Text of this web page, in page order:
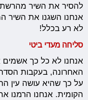
להסיר את השיר מהרשת
אנחנו השגנו את השיר
לא רע בכלל!
סליחה מעדי ביטי
אנחנו לא כל כך
האחרונה, בעקבות
על כך שהיא עושה עין
הקומית. אנחנו הרמנו